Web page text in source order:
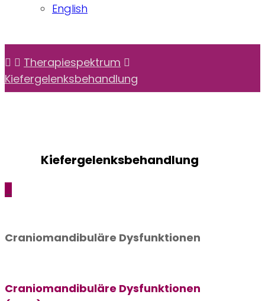
English
Therapiespektrum
Kiefergelenksbehandlung
Kiefergelenksbehandlung
Craniomandibuläre Dysfunktionen
Craniomandibuläre Dysfunktionen